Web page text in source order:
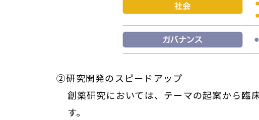
②研究開発のスピードアップ
創薬研究においては、テーマの起案から臨
す。